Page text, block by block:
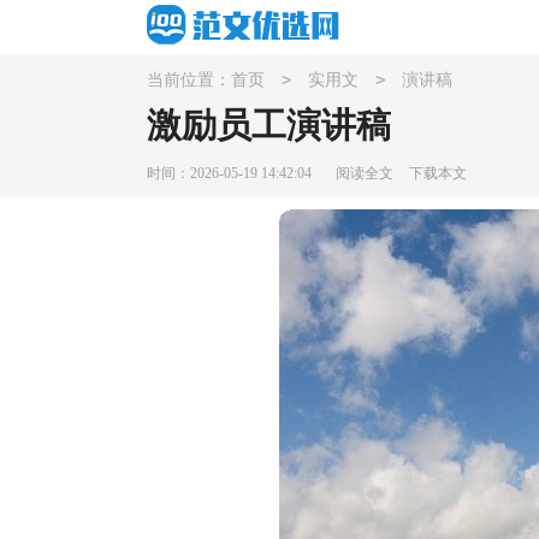
当前位置： 首页 > 实用文 > 演讲稿
激励员工演讲稿
时间：2026-05-19 14:42:04 阅读全文 下载本文